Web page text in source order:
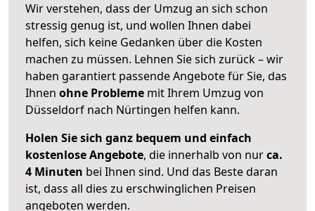
Wir verstehen, dass der Umzug an sich schon
stressig genug ist, und wollen Ihnen dabei
helfen, sich keine Gedanken über die Kosten
machen zu müssen. Lehnen Sie sich zurück – wir
haben garantiert passende Angebote für Sie, das
Ihnen ohne Probleme mit Ihrem Umzug von
Düsseldorf nach Nürtingen helfen kann.
Holen Sie sich ganz bequem und einfach
kostenlose Angebote, die innerhalb von nurca.
4 Minuten bei Ihnen sind. Und das Beste daran
ist, dass all dies zu erschwinglichen Preisen
angeboten werden.